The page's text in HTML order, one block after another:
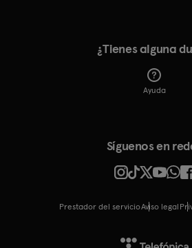
¿Tienes alguna
Ayuda
Prestador del servicioAviso legal
Síguenos en